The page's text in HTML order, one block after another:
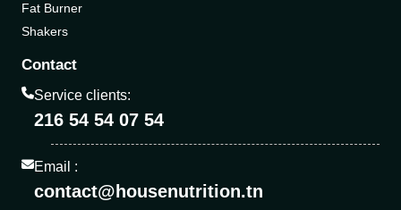
Fat Burner
Shakers
Contact
Service clients:
216 54 54 07 54
Email :
contact@housenutrition.tn